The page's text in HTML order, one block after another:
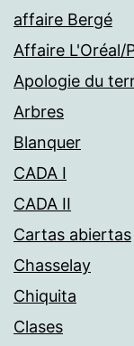
affaire Bergé
Affaire L'Oréal/
Apologie du
Arbres
Blanquer
CADA I
CADA II
Cartas abiertas
Chasselay
Chiquita
Clases